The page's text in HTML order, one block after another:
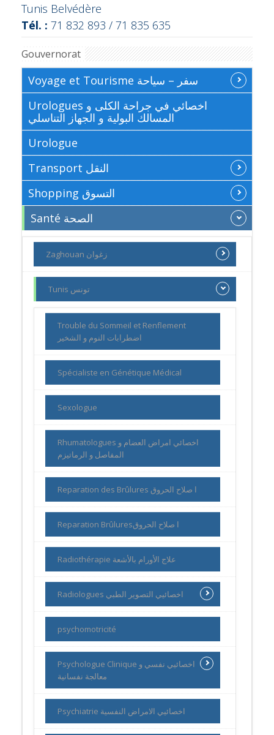
Tunis Belvédère
Tél. : 71 832 893 / 71 835 635
Gouvernorat
Voyage et Tourisme سفر – سياحة
Urologues اخصائي في جراحة الكلى و
المسالك البولية و الجهاز التناسلي
Urologue
Transport النقل
Shopping التسوق
Santé الصحة
Zaghouan زغوان
Tunis تونس
Trouble du Sommeil et Renflement
اضطرابات النوم و الشخير
Spécialiste en Génétique Médical
Sexologue
Rhumatologues اخصائي امراض العضام و
المفاصل و الرماتيزم
Reparation des Brûlures ا صلاح الحروق
Reparation Brûluresا صلاح الحروق
Radiothérapie علاج الأورام بالأشعة
Radiologues اخصائيي التصوير الطبي
psychomotricité
Psychologue Clinique اخصائيي نفسي و
معالجة نفسانية
Psychiatrie اخصائيي الامراض النفسية